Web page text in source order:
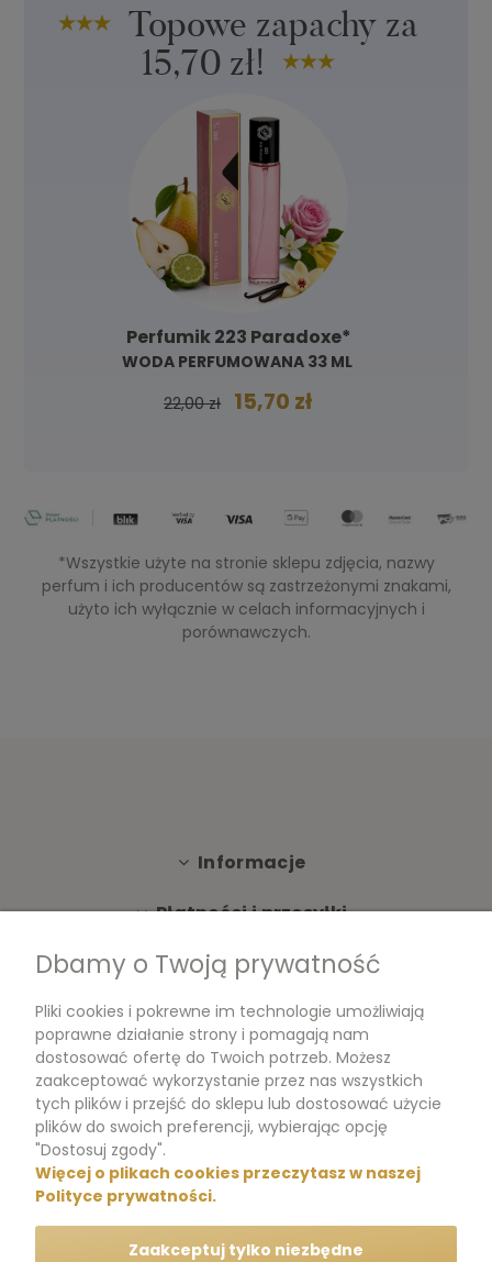
Topowe zapachy za
15,70 zł!
Perfumik 223 Paradoxe*
WODA PERFUMOWANA 33 ML
22,00 zł
15,70 zł
*Wszystkie użyte na stronie sklepu zdjęcia, nazwy
perfum i ich producentów są zastrzeżonymi znakami,
użyto ich wyłącznie w celach informacyjnych i
porównawczych.
Informacje
Płatności i przesyłki
Moje konto
Dokumenty
m.me/perfumikpl
+48 570 704 000
+48 570 704 444
Dbamy o Twoją prywatność
Pliki cookies i pokrewne im technologie umożliwiają
poprawne działanie strony i pomagają nam
dostosować ofertę do Twoich potrzeb. Możesz
zaakceptować wykorzystanie przez nas wszystkich
tych plików i przejść do sklepu lub dostosować użycie
plików do swoich preferencji, wybierając opcję
"Dostosuj zgody".
Więcej o plikach cookies przeczytasz w naszej
Polityce prywatności.
Zaakceptuj tylko niezbędne